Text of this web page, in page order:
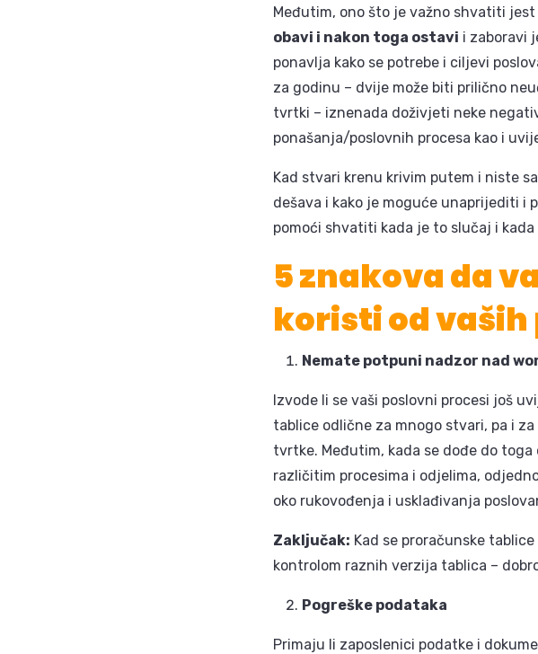
Međutim, ono što je važno shvatiti jest
obavi i nakon toga ostavi i zaboravi
ponavlja kako se potrebe i ciljevi
za godinu – dvije može biti prilično
tvrtki – iznenada doživjeti neke
ponašanja/poslovnih procesa kao i
Kad stvari krenu krivim putem i niste
dešava i kako je moguće unaprijediti i
pomoći shvatiti kada je to slučaj i
5 znakova da
koristi od
Nemate potpuni nadzor nad
Izvode li se vaši poslovni procesi još
tablice odlične za mnogo stvari, pa i
tvrtke. Međutim, kada se dođe do
različitim procesima i odjelima,
oko rukovođenja i usklađivanja
Zaključak: Kad se proračunske
kontrolom raznih verzija tablica –
Pogreške podataka
Primaju li zaposlenici podatke i